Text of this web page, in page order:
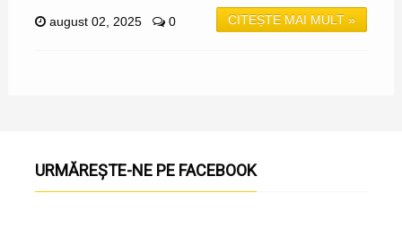
CITEȘTE MAI MULT »
august 02, 2025 0
URMĂREȘTE-NE PE FACEBOOK